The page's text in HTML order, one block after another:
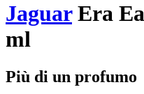
JaguarEra
ml
Più di un profumo